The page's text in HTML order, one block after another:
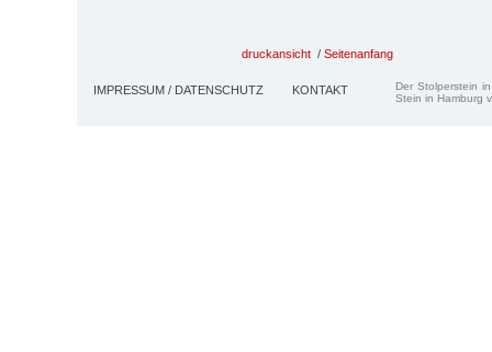
druckansicht / Seitenanfang
IMPRESSUM / DATENSCHUTZ KONTAKT
Der Stolperstein
Stein in Hamburg